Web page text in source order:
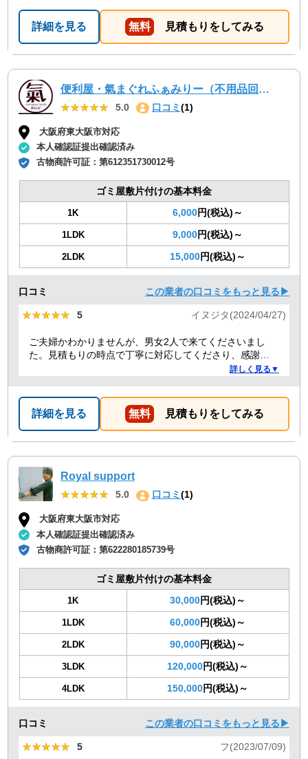
詳細を見る 無料 見積もりをしてみる
便利屋・氣まぐれふぁみりー（不用品回収・遺品整理・お墓参り代行等、幅広く対応しております）
★★★★★
★★★★★ 5.0 口コミ (1)
大阪府東大阪市対応
本人確認証提出確認済み
古物商許可証：第612351730012号
ゴミ屋敷片付けの基本料金
1K 6,000円(税込)～
1LDK 9,000円(税込)～
2LDK 15,000円(税込)～
口コミ この業者の口コミをもっと見る▶
★★★★★
★★★★★ 5 イヌジタ(2024/04/27)
ご夫婦かわかりませんが、男女2人で来てくださいまし
た。見積もりの時点で丁寧に対応してくださり、感謝し
詳しく見る▼
詳細を見る 無料 見積もりをしてみる
Royal support
★★★★★
★★★★★ 5.0 口コミ(1)
大阪府東大阪市対応
本人確認証提出確認済み
古物商許可証：第622280185739号
ゴミ屋敷片付けの基本料金
1K 30,000円(税込)～
1LDK 60,000円(税込)～
2LDK 90,000円(税込)～
3LDK 120,000円(税込)～
4LDK 150,000円(税込)～
口コミ この業者の口コミをもっと見る▶
★★★★★
★★★★★ 5 フ(2023/07/09)